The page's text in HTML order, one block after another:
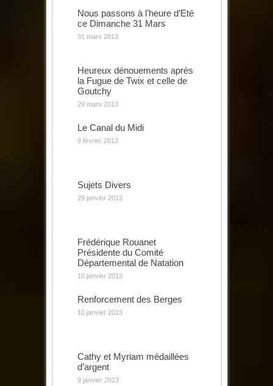
Nous passons à l’heure d’Eté
ce Dimanche 31 Mars
31 mars 2013
Heureux dénouements après
la Fugue de Twix et celle de
Goutchy
29 mars 2013
Le Canal du Midi
9 février 2013
Sujets Divers
29 janvier 2013
Frédérique Rouanet
Présidente du Comité
Départemental de Natation
10 janvier 2013
Renforcement des Berges
10 janvier 2013
Cathy et Myriam médaillées
d’argent
9 janvier 2013